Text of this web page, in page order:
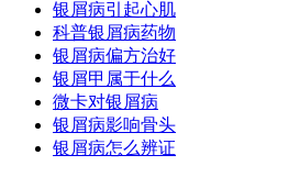
银屑病引起心肌
科普银屑病药物
银屑病偏方治好
银屑甲属于什么
微卡对银屑病
银屑病影响骨头
银屑病怎么辨证